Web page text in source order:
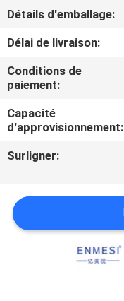
QUALITÉ
NOUVELLES
CAS
DEMANDEZ
CITATION
SHOPPING
Détails d'emballage:
Délai de livraison:
Conditions de
paiement:
Capacité
d'approvisionnement:
Surligner: